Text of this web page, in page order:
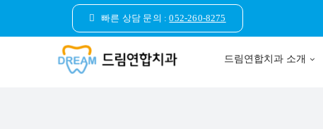
빠른 상담 문의 :052-260-8275
드림연합치과 소개